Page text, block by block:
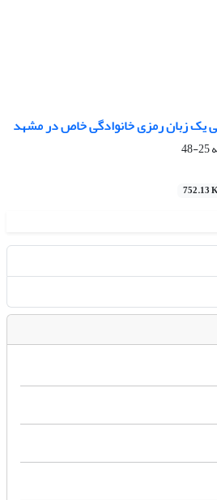
یک زبان رمزی خانوادگی خاص در مشهد
25-48
752.13